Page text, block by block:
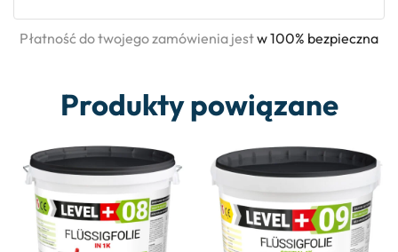
Płatność do twojego zamówienia jestw 100% bezpieczna
Produkty powiązane